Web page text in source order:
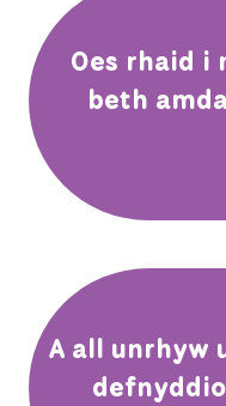
Oes rhaid i
beth
A all unrhyw